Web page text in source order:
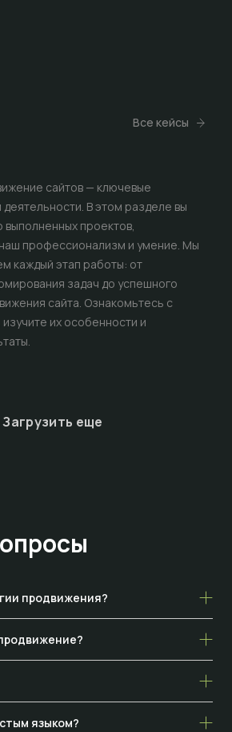
Все кейсы
сайтов — ключевые
В этом разделе вы
проектов,
профессионализм и умение. Мы
каждый этап работы: от
задач до успешного
сайта. Ознакомьтесь с
их особенности и
Загрузить еще
продвижения?
языком?